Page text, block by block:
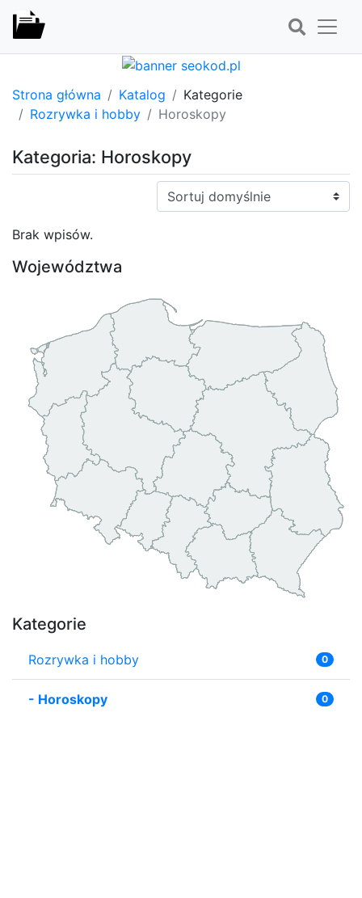
Strona główna Katalog
Kategorie
Rozrywka i hobby
Horoskopy
Kategoria: Horoskopy
Sortuj:
Brak wpisów.
Województwa
Kategorie
Rozrywka i hobby 0
- Horoskopy 0